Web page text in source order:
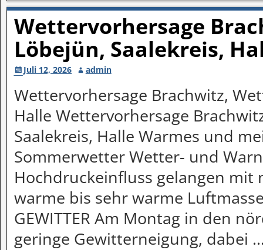
Wettervorhersage
Löbejün, Saalekreis,
Juli 12, 2026 admin
Wettervorhersage Brachwitz,
Halle Wettervorhersage
Saalekreis, Halle Warmes und
Sommerwetter Wetter- und
Hochdruckeinfluss gelangen mit
warme bis sehr warme
GEWITTER Am Montag in den
geringe Gewitterneigung, dabei